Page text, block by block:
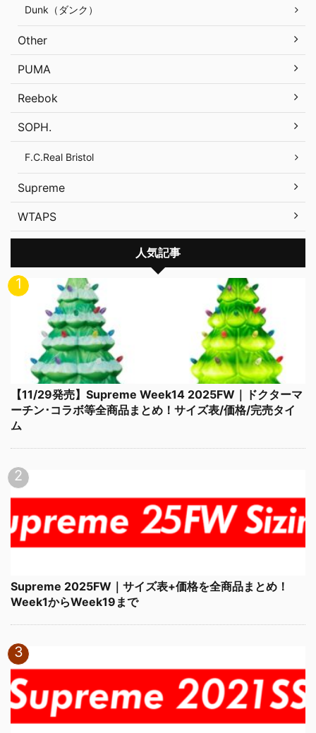
Dunk（ダンク）
Other
PUMA
Reebok
SOPH.
F.C.Real Bristol
Supreme
WTAPS
人気記事
【11/29発売】Supreme Week14 2025FW｜ドクターマ
ーチン･コラボ等全商品まとめ！サイズ表/価格/完売タイ
ム
Supreme 2025FW｜サイズ表+価格を全商品まとめ！
Week1からWeek19まで